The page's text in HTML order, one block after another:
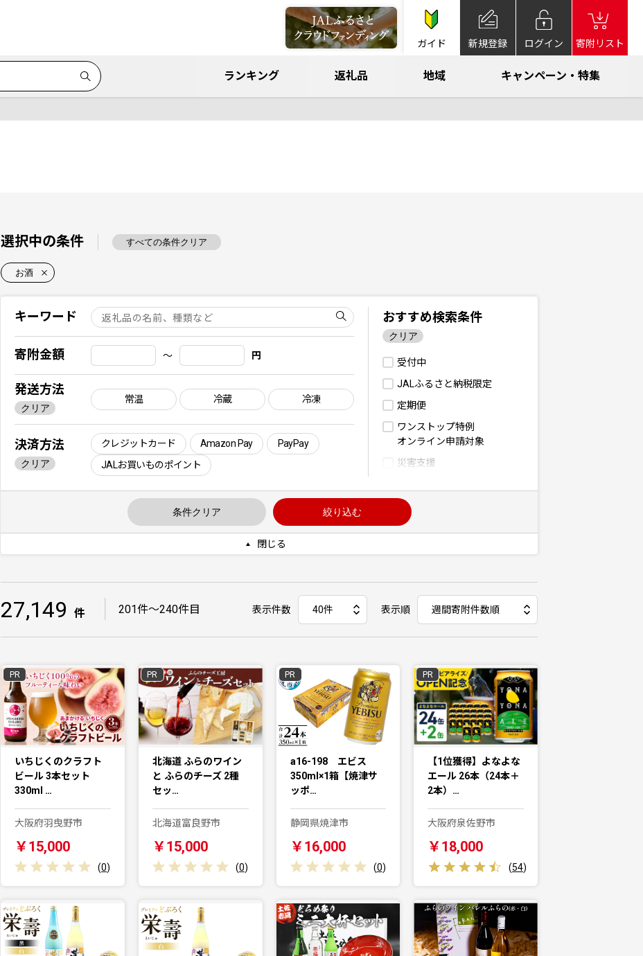
ガイド 新規登録 ログイン 寄附リスト
ランキング 返礼品 地域 キャンペーン・特集
選択中の条件 すべての条件クリア
お酒
キーワード
寄附金額 〜 円
発送方法
クリア
常温 冷蔵 冷凍
決済方法
クリア
クレジットカード Amazon Pay
PayPay
JALお買いものポイント
おすすめ検索条件
クリア
受付中
JALふるさと納税限定
定期便
ワンストップ特例
オンライン申請対象
災害支援
条件クリア 絞り込む
閉じる
27,149 件 201件〜240件目 表示件数 表示順
PR
いちじくのクラフト
ビール 3本セット
330ml …
大阪府羽曳野市
￥15,000
(0)
PR
北海道 ふらのワイン
と ふらのチーズ 2種
セッ…
北海道富良野市
￥15,000
(0)
PR
a16-198 エビス
350ml×1箱【焼津サ
ッポ…
静岡県焼津市
￥16,000
(0)
PR
【1位獲得】よなよな
エール 26本（24本＋
2本）…
大阪府泉佐野市
￥18,000
(54)